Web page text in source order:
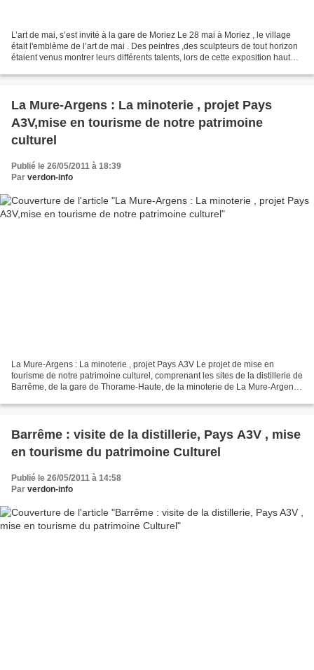
L’art de mai, s’est invité à la gare de Moriez Le 28 mai à Moriez , le village
était l'emblème de l’art de mai . Des peintres ,des sculpteurs de tout horizon
étaient venus montrer leurs différents talents, lors de cette exposition haute
La Mure-Argens : La minoterie , projet Pays
A3V,mise en tourisme de notre patrimoine
culturel
Publié le 26/05/2011 à 18:39
Par verdon-info
La Mure-Argens : La minoterie , projet Pays A3V Le projet de mise en
tourisme de notre patrimoine culturel, comprenant les sites de la distillerie de
Barrême, de la gare de Thorame-Haute, de la minoterie de La Mure-Argens,
Barrême : visite de la distillerie, Pays A3V , mise
en tourisme du patrimoine Culturel
Publié le 26/05/2011 à 14:58
Par verdon-info